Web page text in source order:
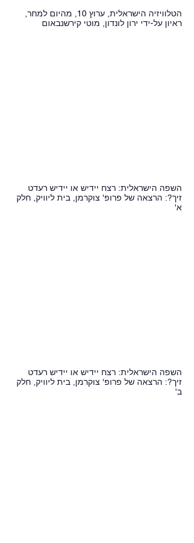
הטלוויזיה הישראלית, ערוץ 10, מהיום למחר,
ראיון על-ידי ירון לונדון, מוטי קירשנבאום
השפה הישראלית: רצח יידיש או יידיש רעדט
זיך?: הרצאה של פרופ' צוקרמן, בית ליוויק, חלק
א'
השפה הישראלית: רצח יידיש או יידיש רעדט
זיך?: הרצאה של פרופ' צוקרמן, בית ליוויק, חלק
ב'